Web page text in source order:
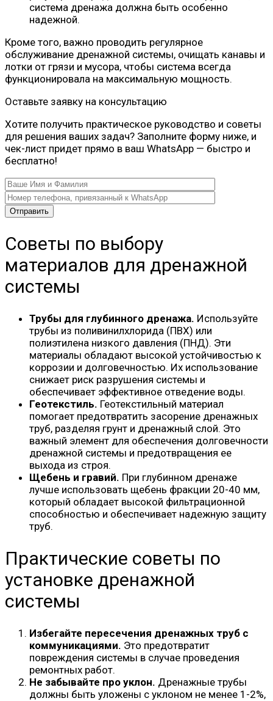
система дренажа должна быть особенно
надежной.
Кроме того, важно проводить регулярное
обслуживание дренажной системы, очищать канавы и
лотки от грязи и мусора, чтобы система всегда
функционировала на максимальную мощность.
Оставьте заявку на консультацию
Хотите получить практическое руководство и советы
для решения ваших задач? Заполните форму ниже, и
чек-лист придет прямо в ваш WhatsApp — быстро и
бесплатно!
Советы по выбору
материалов для дренажной
системы
Трубы для глубинного дренажа. Используйте
трубы из поливинилхлорида (ПВХ) или
полиэтилена низкого давления (ПНД). Эти
материалы обладают высокой устойчивостью к
коррозии и долговечностью. Их использование
снижает риск разрушения системы и
обеспечивает эффективное отведение воды.
Геотекстиль. Геотекстильный материал
помогает предотвратить засорение дренажных
труб, разделяя грунт и дренажный слой. Это
важный элемент для обеспечения долговечности
дренажной системы и предотвращения ее
выхода из строя.
Щебень и гравий. При глубинном дренаже
лучше использовать щебень фракции 20-40 мм,
который обладает высокой фильтрационной
способностью и обеспечивает надежную защиту
труб.
Практические советы по
установке дренажной
системы
Избегайте пересечения дренажных труб с
коммуникациями. Это предотвратит
повреждения системы в случае проведения
ремонтных работ.
Не забывайте про уклон. Дренажные трубы
должны быть уложены с уклоном не менее 1-2%,